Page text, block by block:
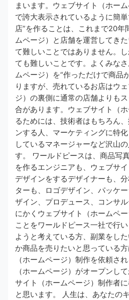
まいます。ウェブサイト（ホー
で誇大表示されているように簡
店”を作ることは、これまで20年
ムページ）と店舗を運営してき
て難しいことではありません。
ても難しいことです。よくみな
ムページ）を“作っただけで商品
りますが、売れているお店はウ
ジ）の裏側に通常の店舗よりも
合があります。ウェブサイト（
るためには、技術者はもちろん
ンする人、マーケティングに特
しているマネージャーなど沢山
す。 ワールドピースは、商品写
を作るエンジニアも、ウェブサ
デザインをするデザイナーも、
ターも、ロゴデザイン、パッケ
ザイン、プロデュース、コンサ
にかくウェブサイト（ホームペ
ことをワールドピース一社で行
ようと考えている方、副業をし
か商品を売りたいと思っている
（ホームページ）制作を依頼さ
（ホームページ）がオープンし
サイト（ホームページ）制作者
と思います。 人生は、あなたの